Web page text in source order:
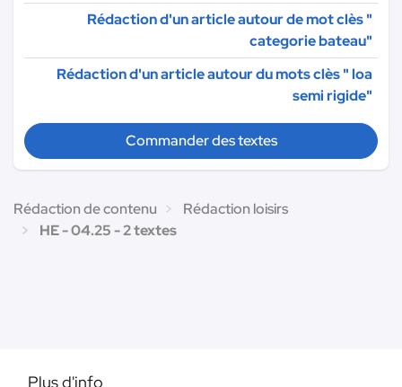
Rédaction d'un article autour de mot clès "
categorie bateau"
Rédaction d'un article autour du mots clès " loa
semi rigide"
Commander des textes
Rédaction de contenu
Rédaction loisirs
HE - 04.25 - 2 textes
Plus d'info